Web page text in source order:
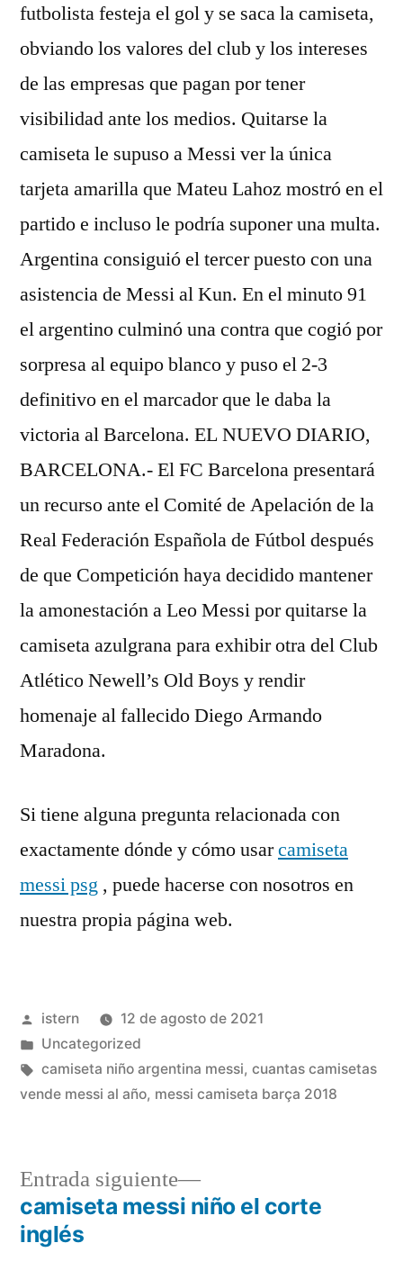
futbolista festeja el gol y se saca la camiseta,
obviando los valores del club y los intereses
de las empresas que pagan por tener
visibilidad ante los medios. Quitarse la
camiseta le supuso a Messi ver la única
tarjeta amarilla que Mateu Lahoz mostró en el
partido e incluso le podría suponer una multa.
Argentina consiguió el tercer puesto con una
asistencia de Messi al Kun. En el minuto 91
el argentino culminó una contra que cogió por
sorpresa al equipo blanco y puso el 2-3
definitivo en el marcador que le daba la
victoria al Barcelona. EL NUEVO DIARIO,
BARCELONA.- El FC Barcelona presentará
un recurso ante el Comité de Apelación de la
Real Federación Española de Fútbol después
de que Competición haya decidido mantener
la amonestación a Leo Messi por quitarse la
camiseta azulgrana para exhibir otra del Club
Atlético Newell’s Old Boys y rendir
homenaje al fallecido Diego Armando
Maradona.
Si tiene alguna pregunta relacionada con
exactamente dónde y cómo usarcamiseta
messi psg , puede hacerse con nosotros en
nuestra propia página web.
Publicado
por
istern
12 de agosto de 2021
Publicado
en
Uncategorized
Etiquetas:
camiseta niño argentina messi, cuantas camisetas
vende messi al año, messi camiseta barça 2018
Navegación
Entrada siguiente
Entrada
siguiente:
camiseta messi niño el corte
inglés